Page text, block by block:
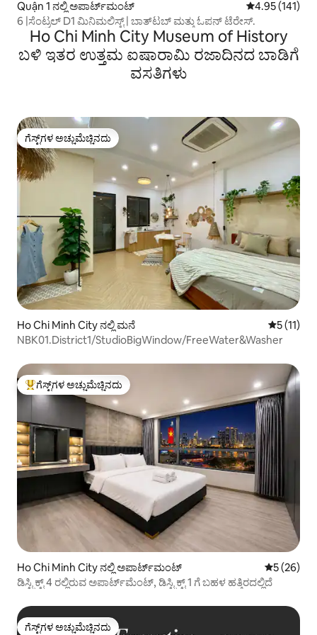
Quận 1 ನಲ್ಲಿ ಅಪಾರ್ಟ್‌ಮಂಟ್ 5 ರಲ್ಲಿ 4.95
4.95 (141)
6 |ಸೆಂಟ್ರಲ್ D1 ಮಿನಿಮಲಿಸ್ಟ್ | ಬಾತ್‌ಟಬ್ ಮತ್ತು ಓಪನ್ ಟೆರೇಸ್.
Ho Chi Minh City Museum of History
ಬಳಿ ಇತರ ಉತ್ತಮ ಐಷಾರಾಮಿ ರಜಾದಿನದ ಬಾಡಿಗೆ
ವಸತಿಗಳು
ಗೆಸ್ಟ್‌ಗಳ ಅಚ್ಚುಮೆಚ್ಚಿನದು
ಗೆಸ್ಟ್‌ಗಳ ಅಚ್ಚುಮೆಚ್ಚಿನದು
Ho Chi Minh City ನಲ್ಲಿ ಮನೆ 5 ರಲ್ಲಿ 5
5 (11)
NBK01.District1/StudioBigWindow/FreeWater&Washer
ಗೆಸ್ಟ್‌ಗಳಿಗೆ ಅತಿ ಹೆಚ್ಚು ಅಚ್ಚುಮೆಚ್ಚಿನದು
ಗೆಸ್ಟ್‌ಗಳ ಅಚ್ಚುಮೆಚ್ಚಿನದು
Ho Chi Minh City ನಲ್ಲಿ ಅಪಾರ್ಟ್‌ಮಂಟ್ 5 ರಲ್ಲಿ 5
5 (26)
ಡಿಸ್ಟ್ರಿಕ್ಟ್ 4 ರಲ್ಲಿರುವ ಅಪಾರ್ಟ್‌ಮೆಂಟ್, ಡಿಸ್ಟ್ರಿಕ್ಟ್ 1 ಗೆ ಬಹಳ ಹತ್ತಿರದಲ್ಲಿದೆ
ಗೆಸ್ಟ್‌ಗಳ ಅಚ್ಚುಮೆಚ್ಚಿನದು